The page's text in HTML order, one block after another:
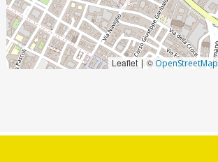
Leaflet | © OpenStreetMap